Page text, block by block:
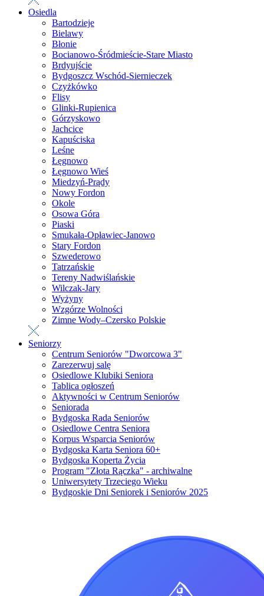
Osiedla
Bartodzieje
Bielawy
Błonie
Bocianowo-Śródmieście-Stare Miasto
Brdyujście
Bydgoszcz Wschód-Siernieczek
Czyżkówko
Flisy
Glinki-Rupienica
Górzyskowo
Jachcice
Kapuściska
Leśne
Łęgnowo
Łęgnowo Wieś
Miedzyń-Prądy
Nowy Fordon
Okole
Osowa Góra
Piaski
Smukała-Opławiec-Janowo
Stary Fordon
Szwederowo
Tatrzańskie
Tereny Nadwiślańskie
Wilczak-Jary
Wyżyny
Wzgórze Wolności
Zimne Wody–Czersko Polskie
Seniorzy
Centrum Seniorów "Dworcowa 3"
Zarezerwuj salę
Osiedlowe Klubiki Seniora
Tablica ogłoszeń
Aktywności w Centrum Seniorów
Seniorada
Bydgoska Rada Seniorów
Osiedlowe Centra Seniora
Korpus Wsparcia Seniorów
Bydgoska Karta Seniora 60+
Bydgoska Koperta Życia
Program "Złota Rączka" - archiwalne
Uniwersytety Trzeciego Wieku
Bydgoskie Dni Seniorek i Seniorów 2025